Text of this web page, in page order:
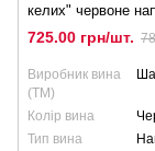
келих" червоне
10л
725.00 грн/шт.
Виробник вина
(ТМ)
Колір вина
Тип вина